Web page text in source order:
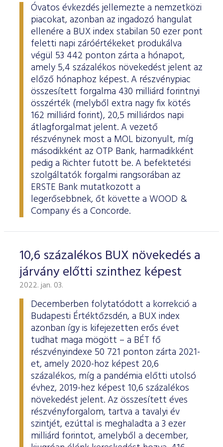
Óvatos évkezdés jellemezte a nemzetközi
piacokat, azonban az ingadozó hangulat
ellenére a BUX index stabilan 50 ezer pont
feletti napi záróértékeket produkálva
végül 53 442 ponton zárta a hónapot,
amely 5,4 százalékos növekedést jelent az
előző hónaphoz képest. A részvénypiac
összesített forgalma 430 milliárd forintnyi
összérték (melyből extra nagy fix kötés
162 milliárd forint), 20,5 milliárdos napi
átlagforgalmat jelent. A vezető
részvénynek most a MOL bizonyult, míg
másodikként az OTP Bank, harmadikként
pedig a Richter futott be. A befektetési
szolgáltatók forgalmi rangsorában az
ERSTE Bank mutatkozott a
legerősebbnek, őt követte a WOOD &
Company és a Concorde.
10,6 százalékos BUX növekedés a
járvány előtti szinthez képest
2022. jan. 03.
Decemberben folytatódott a korrekció a
Budapesti Értéktőzsdén, a BUX index
azonban így is kifejezetten erős évet
tudhat maga mögött – a BÉT fő
részvényindexe 50 721 ponton zárta 2021-
et, amely 2020-hoz képest 20,6
százalékos, míg a pandémia előtti utolsó
évhez, 2019-hez képest 10,6 százalékos
növekedést jelent. Az összesített éves
részvényforgalom, tartva a tavalyi év
szintjét, ezúttal is meghaladta a 3 ezer
milliárd forintot, amelyből a december,